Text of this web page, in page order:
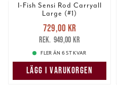
I-Fish Sensi Rod Carryall
Large (#1)
Nuvarande pris
729,00 krTidigare pris
949,00 kr
729,00 kr
949,00 kr
FLER ÄN 6 ST KVAR
LÄGG I VARUKORGEN